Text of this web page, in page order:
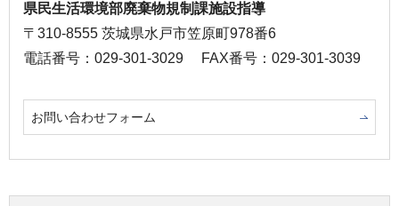
県民生活環境部廃棄物規制課施設指導
〒310-8555 茨城県水戸市笠原町978番6
電話番号：029-301-3029
FAX番号：029-301-3039
お問い合わせフォーム